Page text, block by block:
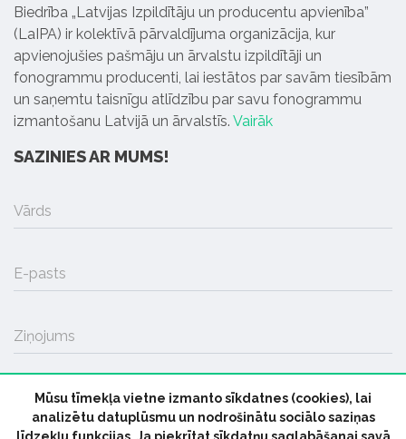
Biedrība „Latvijas Izpildītāju un producentu apvienība”
(LaIPA) ir kolektīvā pārvaldījuma organizācija, kur
apvienojušies pašmāju un ārvalstu izpildītāji un
fonogrammu producenti, lai iestātos par savām tiesībām
un saņemtu taisnīgu atlīdzību par savu fonogrammu
izmantošanu Latvijā un ārvalstīs. Vairāk
SAZINIES AR MUMS!
Vārds
E-pasts
Ziņojums
SŪTĪT
Mūsu tīmekļa vietne izmanto sīkdatnes (cookies), lai
analizētu datuplūsmu un nodrošinātu sociālo saziņas